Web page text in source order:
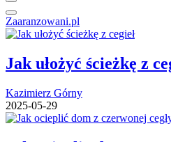
Zaaranzowani.pl
Jak ułożyć ścieżkę z
Kazimierz Górny
2025-05-29